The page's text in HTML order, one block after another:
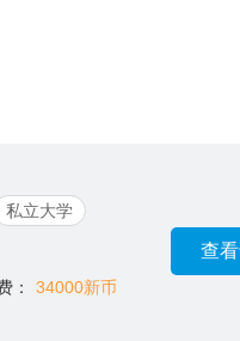
私立大学
： 34000新币
查